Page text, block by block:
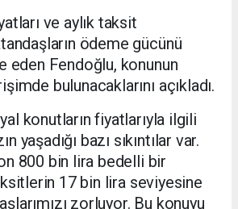
ve aylık taksit
ödeme gücünü
eden Fendoğlu, konunun
bulunacaklarını açıkladı.
konutların fiyatlarıyla ilgili
yaşadığı bazı sıkıntılar var.
800 bin lira bedelli bir
17 bin lira seviyesine
zorluyor. Bu konuyu